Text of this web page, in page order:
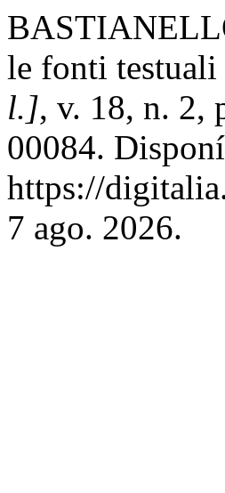
le fonti
l.], v. 18, n. 2,
00084.
https://
7 ago. 2026.